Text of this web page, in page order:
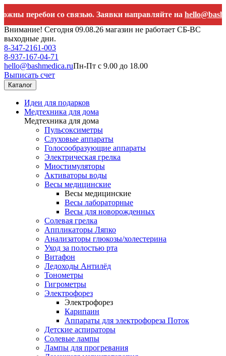
со связью. Заявки направляйте на
Внимание! Сегодня 09.08.26 магазин не работает СБ-ВС
выходные дни.
8-347-2161-003
8-937-167-04-71
hello@bashmedica.ruПн-Пт с 9.00 до 18.00
Выписать счет
Каталог
Идеи для подарков
Медтехника для дома
Медтехника для дома
Пульсоксиметры
Слуховые аппараты
Голосообразующие аппараты
Электрическая грелка
Миостимуляторы
Активаторы воды
Весы медицинские
Весы медицинские
Весы лабораторные
Весы для новорожденных
Солевая грелка
Аппликаторы Ляпко
Анализаторы глюкозы/холестерина
Уход за полостью рта
Витафон
Ледоходы Антилёд
Тонометры
Гигрометры
Электрофорез
Электрофорез
Карипаин
Аппараты для электрофореза Поток
Детские аспираторы
Солевые лампы
Лампы для прогревания